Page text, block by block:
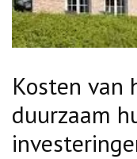
Kosten van
duurzaam